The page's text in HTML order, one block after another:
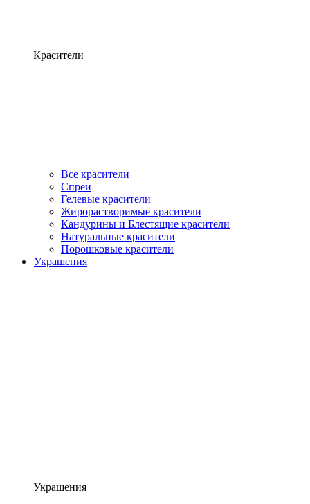
Красители
Все красители
Спреи
Гелевые красители
Жирорастворимые красители
Кандурины и Блестящие красители
Натуральные красители
Порошковые красители
Украшения
Украшения